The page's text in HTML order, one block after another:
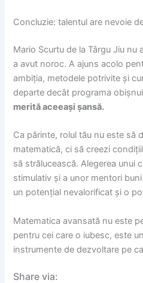
Concluzie: talentul are nevoie
Mario Scurtu de la Târgu Jiu nu
a avut noroc. A ajuns acolo
ambiția, metodele potrivite și
departe decât programa
merită aceeași șansă.
Ca părinte, rolul tău nu este să
matematică, ci să creezi
să strălucească. Alegerea unui
stimulativ și a unor mentori
un potențial nevalorificat și o
Matematica avansată nu este
pentru cei care o iubesc, este
instrumente de dezvoltare pe
Share via: